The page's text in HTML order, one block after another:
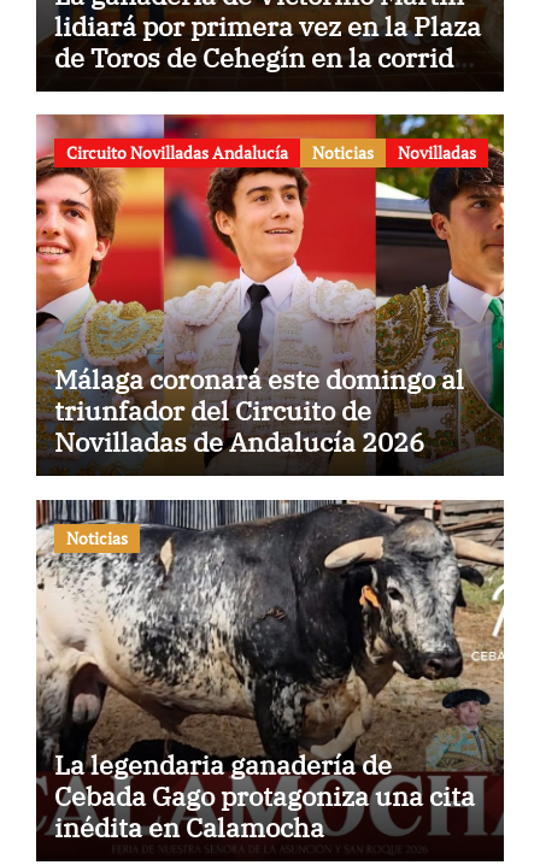
lidiará por primera vez en la Plaza
de Toros de Cehegín en la corrida
conmemorativa de su 125
aniversario
Circuito Novilladas Andalucía Noticias Novilladas
Málaga coronará este domingo al
triunfador del Circuito de
Novilladas de Andalucía 2026
Noticias
La legendaria ganadería de
Cebada Gago protagoniza una cita
inédita en Calamocha